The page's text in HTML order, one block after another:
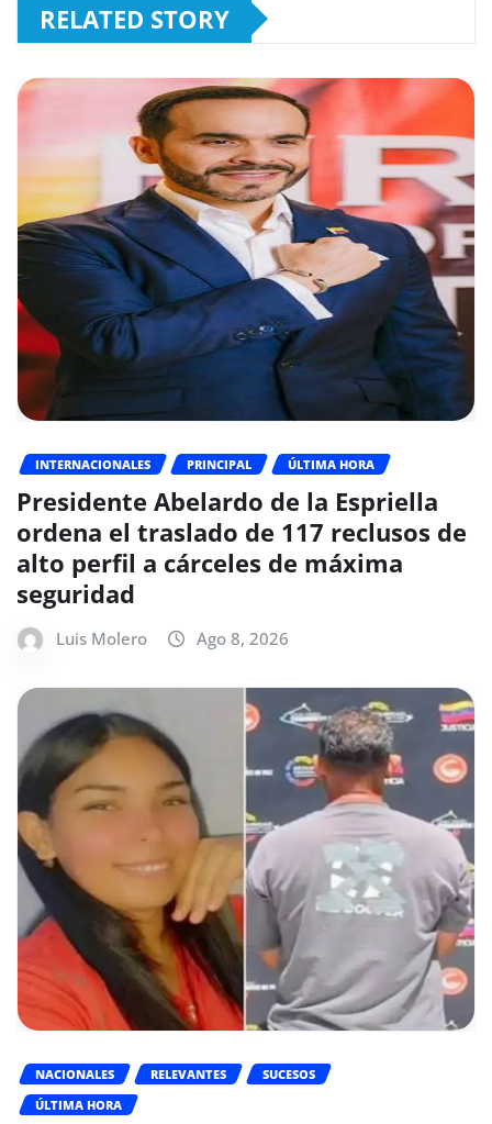
RELATED STORY
INTERNACIONALES PRINCIPAL ÚLTIMA HORA
Presidente Abelardo de la Espriella
ordena el traslado de 117 reclusos de
alto perfil a cárceles de máxima
seguridad
Luis Molero Ago 8, 2026
NACIONALES RELEVANTES
SUCESOS
ÚLTIMA HORA